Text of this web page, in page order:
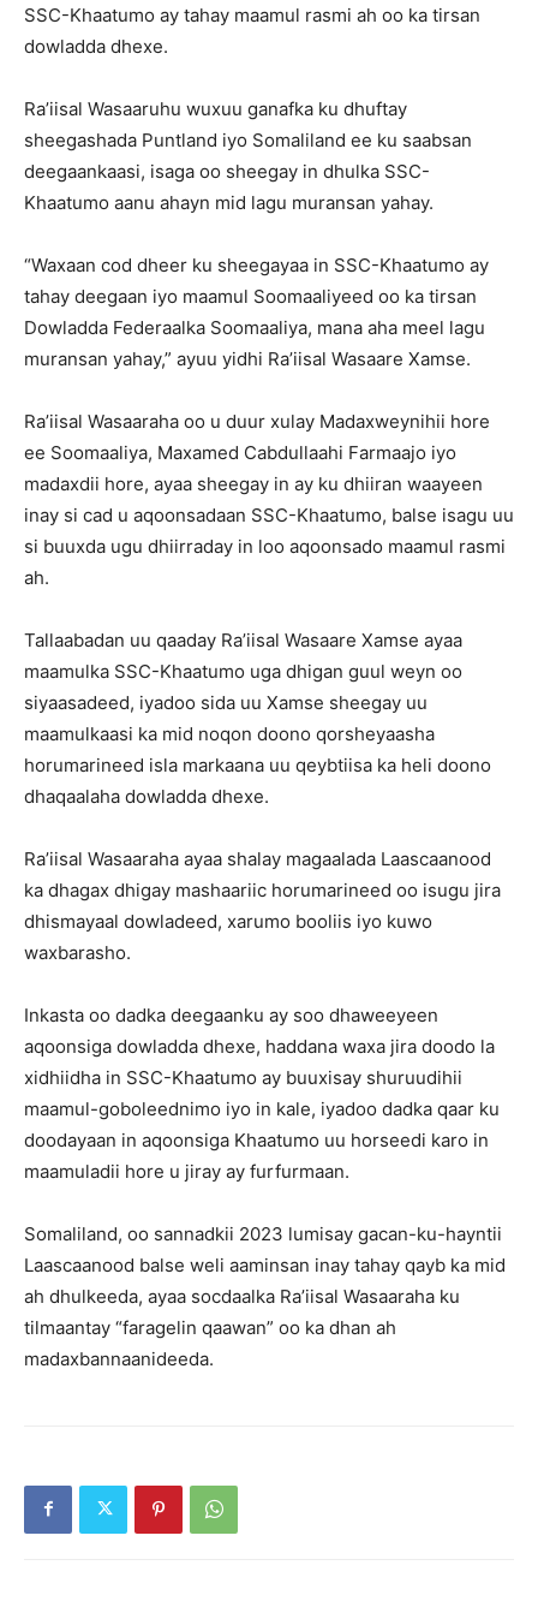
SSC-Khaatumo ay tahay maamul rasmi ah oo ka tirsan
dowladda dhexe.
Ra’iisal Wasaaruhu wuxuu ganafka ku dhuftay
sheegashada Puntland iyo Somaliland ee ku saabsan
deegaankaasi, isaga oo sheegay in dhulka SSC-
Khaatumo aanu ahayn mid lagu muransan yahay.
“Waxaan cod dheer ku sheegayaa in SSC-Khaatumo ay
tahay deegaan iyo maamul Soomaaliyeed oo ka tirsan
Dowladda Federaalka Soomaaliya, mana aha meel lagu
muransan yahay,” ayuu yidhi Ra’iisal Wasaare Xamse.
Ra’iisal Wasaaraha oo u duur xulay Madaxweynihii hore
ee Soomaaliya, Maxamed Cabdullaahi Farmaajo iyo
madaxdii hore, ayaa sheegay in ay ku dhiiran waayeen
inay si cad u aqoonsadaan SSC-Khaatumo, balse isagu uu
si buuxda ugu dhiirraday in loo aqoonsado maamul rasmi
ah.
Tallaabadan uu qaaday Ra’iisal Wasaare Xamse ayaa
maamulka SSC-Khaatumo uga dhigan guul weyn oo
siyaasadeed, iyadoo sida uu Xamse sheegay uu
maamulkaasi ka mid noqon doono qorsheyaasha
horumarineed isla markaana uu qeybtiisa ka heli doono
dhaqaalaha dowladda dhexe.
Ra’iisal Wasaaraha ayaa shalay magaalada Laascaanood
ka dhagax dhigay mashaariic horumarineed oo isugu jira
dhismayaal dowladeed, xarumo booliis iyo kuwo
waxbarasho.
Inkasta oo dadka deegaanku ay soo dhaweeyeen
aqoonsiga dowladda dhexe, haddana waxa jira doodo la
xidhiidha in SSC-Khaatumo ay buuxisay shuruudihii
maamul-goboleednimo iyo in kale, iyadoo dadka qaar ku
doodayaan in aqoonsiga Khaatumo uu horseedi karo in
maamuladii hore u jiray ay furfurmaan.
Somaliland, oo sannadkii 2023 lumisay gacan-ku-hayntii
Laascaanood balse weli aaminsan inay tahay qayb ka mid
ah dhulkeeda, ayaa socdaalka Ra’iisal Wasaaraha ku
tilmaantay “faragelin qaawan” oo ka dhan ah
madaxbannaanideeda.